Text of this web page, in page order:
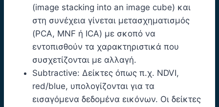
(image stacking into an image cube) και
στη συνέχεια γίνεται μετασχηματισμός
(PCA, MNF ή ICA) με σκοπό να
εντοπισθούν τα χαρακτηριστικά που
συσχετίζονται με αλλαγή.
Subtractive: Δείκτες όπως π.χ. NDVI,
red/blue, υπολογίζονται για τα
εισαγόμενα δεδομένα εικόνων. Οι δείκτες